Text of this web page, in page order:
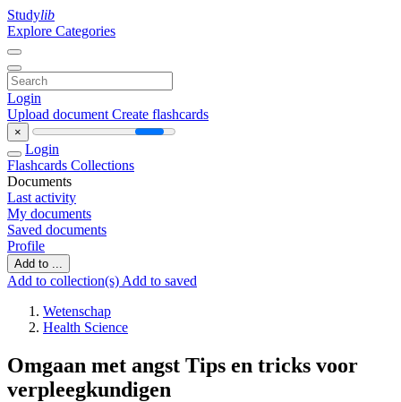
Studylib
Explore Categories
Login
Upload document Create flashcards
×
Login
Flashcards Collections
Documents
Last activity
My documents
Saved documents
Profile
Add to ...
Add to collection(s) Add to saved
Wetenschap
Health Science
Omgaan met angst Tips en tricks voor
verpleegkundigen